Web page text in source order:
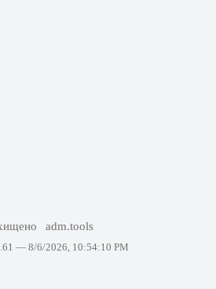
adm.tools
— 8/6/2026, 10:54:10 PM